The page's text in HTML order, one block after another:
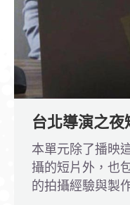
台北導演之
本單元除了播映
攝的短片外，也
的拍攝經驗與製